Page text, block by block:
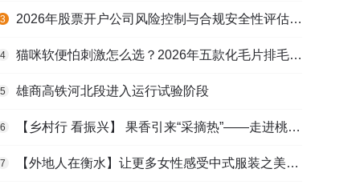
3 2026年股票开户公司风险控制与合规安全性评估：投资者保护机制哪家靠谱？
4 猫咪软便怕刺激怎么选？2026年五款化毛片排毛护肠避坑指南
5 雄商高铁河北段进入运行试验阶段
6 【乡村行 看振兴】 果香引来“采摘热”——走进桃城区贾家庄村
7 【外地人在衡水】让更多女性感受中式服装之美——山东人蒋静静的在衡创业路